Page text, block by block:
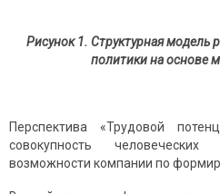
Рисунок 1. Структурная модель
политикина основе
Перспектива «Трудовой
совокупность
возможности компании по